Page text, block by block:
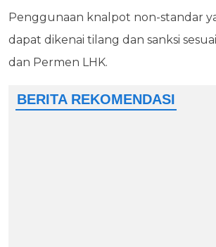
Penggunaan knalpot non-standar
dapat dikenai tilang dan sanksi
dan Permen LHK.